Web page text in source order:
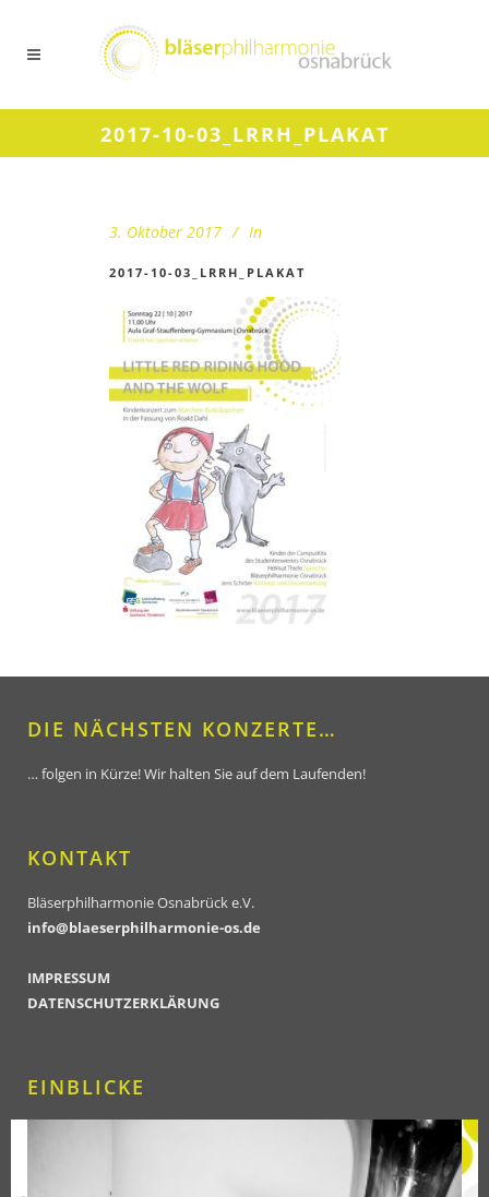
2017-10-03_LRRH_PLAKAT
3. Oktober 2017 In
2017-10-03_LRRH_PLAKAT
DIE NÄCHSTEN KONZERTE…
… folgen in Kürze! Wir halten Sie auf dem Laufenden!
KONTAKT
Bläserphilharmonie Osnabrück e.V.
info@blaeserphilharmonie-os.de
IMPRESSUM
DATENSCHUTZERKLÄRUNG
EINBLICKE